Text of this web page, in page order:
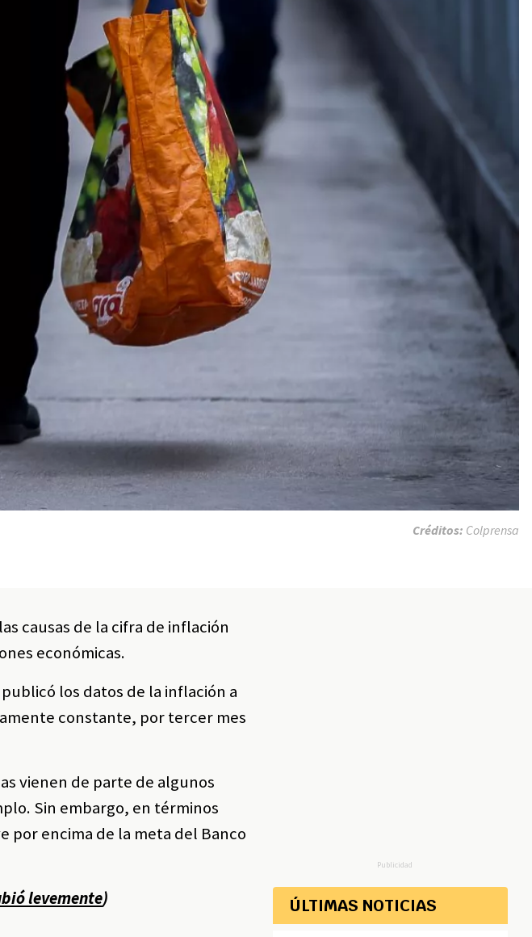
Créditos: Colprensa
causas de la cifra de inflación
económicas.
los datos de la inflación a
constante, por tercer mes
vienen de parte de algunos
Sin embargo, en términos
por encima de la meta del Banco
levemente)
Publicidad
ÚLTIMAS NOTICIAS